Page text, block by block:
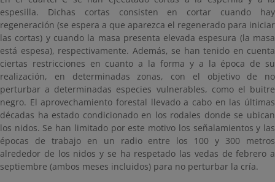
espesilla. Dichas cortas consisten en cortar cuando hay
regeneración (se espera a que aparezca el regenerado para iniciar
las cortas) y cuando la masa presenta elevada espesura (la masa
está espesa), respectivamente. Además, se han tenido en cuenta
ciertas restricciones en cuanto a la forma y a la época de su
realización, en determinadas zonas, con el objetivo de no
perturbar a determinadas especies vulnerables, como el buitre
negro. El aprovechamiento forestal llevado a cabo en las últimas
décadas ha estado condicionado en los rodales donde se ubican
los nidos. Se han limitado por este motivo los señalamientos y las
épocas de trabajo en un radio entre los 100 y 300 metros
alrededor de los nidos y se ha respetado las vedas de febrero a
septiembre (ambos meses incluidos) para no perturbar la cría.